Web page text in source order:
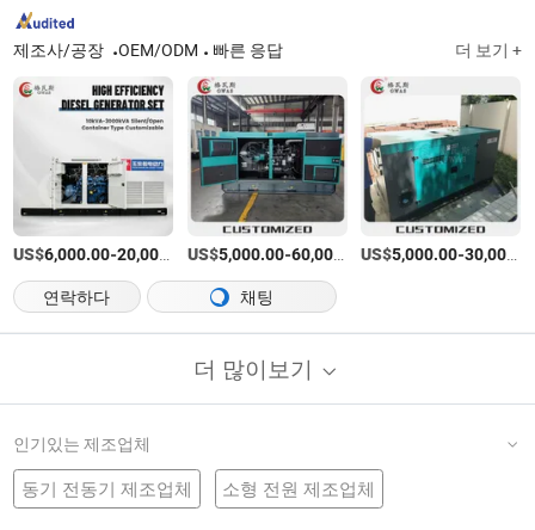
제조사/공장 OEM/ODM 빠른 응답 더 보기 +
US$6,000.00-20,000.00 /세트
US$5,000.00-60,000.00 /세트
US$5,000.00-30,000.00
연락하다 채팅
더 많이보기
인기있는 제조업체
동기 전동기 제조업체 소형 전원 제조업체